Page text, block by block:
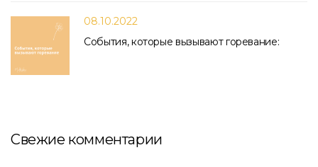
08.10.2022
События, которые вызывают горевание:
Свежие комментарии